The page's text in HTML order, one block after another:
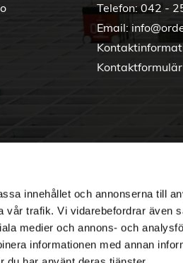
innehållet och annonserna till
trafik. Vi vidarebefordrar även
medier och annons- och
informationen med annan
Telefon: 042 -
Email:
Kontaktformulär